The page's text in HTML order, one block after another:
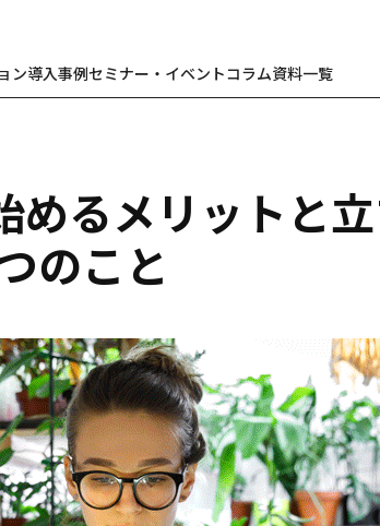
ン導入事例セミナー・イベントコラム資料一覧
めるメリットと
のこと